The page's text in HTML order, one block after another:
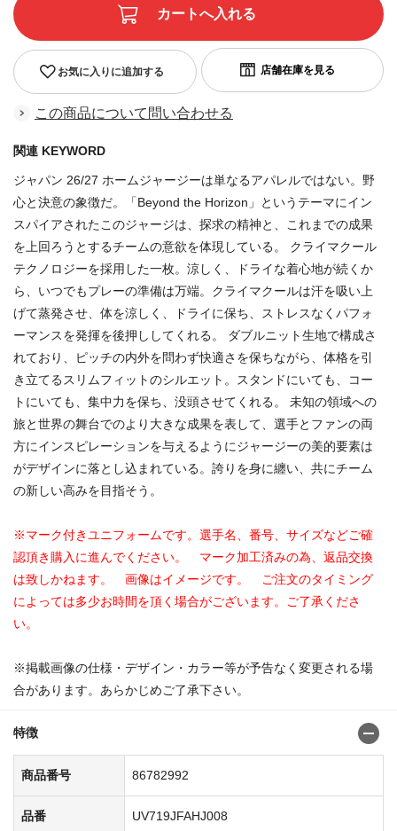
お気に入りに追加する
この商品について問い合わせる
関連 KEYWORD
ジャパン 26/27 ホームジャージーは単なるアパレルではない。野
心と決意の象徴だ。「Beyond the Horizon」というテーマにイン
スパイアされたこのジャージは、探求の精神と、これまでの成果
を上回ろうとするチームの意欲を体現している。 クライマクール
テクノロジーを採用した一枚。涼しく、ドライな着心地が続くか
ら、いつでもプレーの準備は万端。クライマクールは汗を吸い上
げて蒸発させ、体を涼しく、ドライに保ち、ストレスなくパフォ
ーマンスを発揮を後押ししてくれる。 ダブルニット生地で構成さ
れており、ピッチの内外を問わず快適さを保ちながら、体格を引
き立てるスリムフィットのシルエット。スタンドにいても、コー
トにいても、集中力を保ち、没頭させてくれる。 未知の領域への
旅と世界の舞台でのより大きな成果を表して、選手とファンの両
方にインスピレーションを与えるようにジャージーの美的要素は
がデザインに落とし込まれている。誇りを身に纏い、共にチーム
の新しい高みを目指そう。
※マーク付きユニフォームです。選手名、番号、サイズなどご確
認頂き購入に進んでください。 マーク加工済みの為、返品交換
は致しかねます。 画像はイメージです。 ご注文のタイミング
によっては多少お時間を頂く場合がございます。ご了承くださ
い。
※掲載画像の仕様・デザイン・カラー等が予告なく変更される場
合があります。あらかじめご了承下さい。
特徴
商品番号 86782992
品番 UV719JFAHJ008